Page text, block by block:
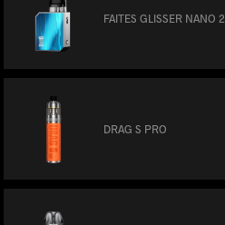
FAITES GLISSER NANO 2
DRAG S PRO